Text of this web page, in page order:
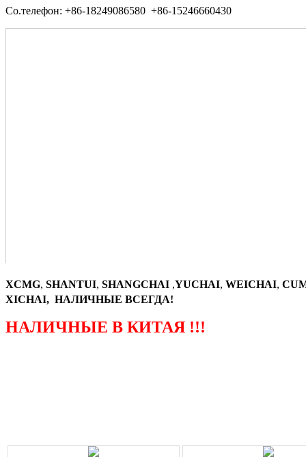
Со.телефон: +86-18249086580 +86-15246660430
XCMG, SHANTUI, SHANGCHAI ,YUCHAI, WEICHAI,
XICHAI, НАЛИЧНЫЕ ВСЕГДА!
НАЛИЧНЫЕ В КИТАЯ !!!